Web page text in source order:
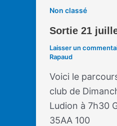
Non classé
Sortie 21
Laisser un
Rapaud
Voici le
club de
Ludion à 7h30
35AA 100